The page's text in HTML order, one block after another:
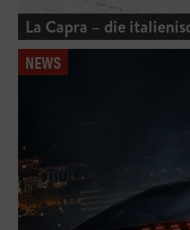
La Capra – die
NEWS